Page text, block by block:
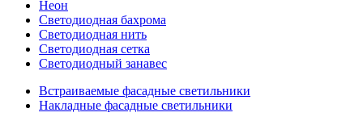
Неон
Светодиодная бахрома
Светодиодная нить
Светодиодная сетка
Светодиодный занавес
Встраиваемые фасадные светильники
Накладные фасадные светильники